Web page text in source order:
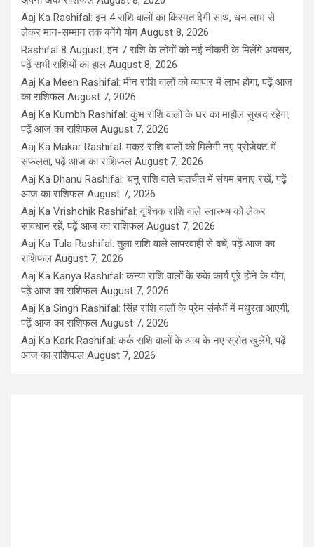
Aaj Ka Rashifal: इन 4 राशि वालों का किस्मत देगी साथ, धन लाभ से
लेकर मान-सम्मान तक बनेंगे योग August 8, 2026
Rashifal 8 August: इन 7 राशि के लोगों को नई नौकरी के मिलेंगे अवसर,
पढ़ें सभी राशियों का हाल August 8, 2026
Aaj Ka Meen Rashifal: मीन राशि वालों को व्यापार में लाभ होगा, पढ़ें आज
का राशिफल August 7, 2026
Aaj Ka Kumbh Rashifal: कुंभ राशि वालों के घर का माहौल सुखद रहेगा,
पढ़ें आज का राशिफल August 7, 2026
Aaj Ka Makar Rashifal: मकर राशि वालों को मिलेगी नए प्रोजेक्ट में
सफलता, पढ़ें आज का राशिफल August 7, 2026
Aaj Ka Dhanu Rashifal: धनु राशि वाले बातचीत में संयम बनाए रखें, पढ़ें
आज का राशिफल August 7, 2026
Aaj Ka Vrishchik Rashifal: वृश्चिक राशि वाले स्वास्थ्य को लेकर
सावधान रहें, पढ़ें आज का राशिफल August 7, 2026
Aaj Ka Tula Rashifal: तुला राशि वाले लापरवाही से बचें, पढ़ें आज का
राशिफल August 7, 2026
Aaj Ka Kanya Rashifal: कन्या राशि वालों के रुके कार्य पूरे होने के योग,
पढ़ें आज का राशिफल August 7, 2026
Aaj Ka Singh Rashifal: सिंह राशि वालों के प्रेम संबंधों में मधुरता आएगी,
पढ़ें आज का राशिफल August 7, 2026
Aaj Ka Kark Rashifal: कर्क राशि वालों के आय के नए स्रोत खुलेंगे, पढ़ें
आज का राशिफल August 7, 2026